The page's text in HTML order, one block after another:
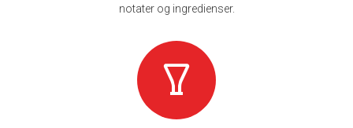
notater og ingredienser.